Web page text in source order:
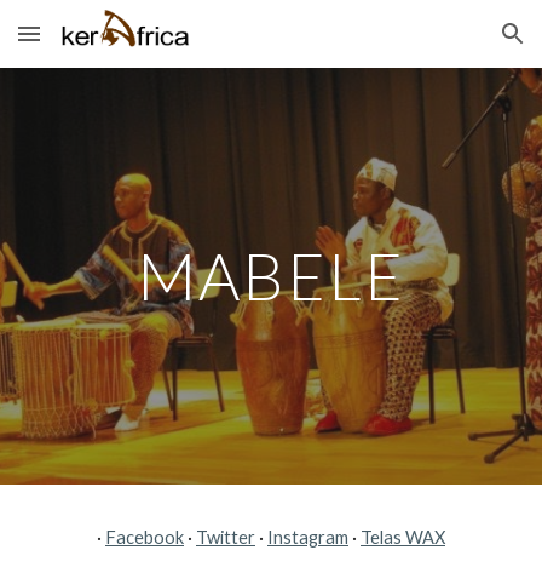
Skip to main content Skip to navigation
MABELE
· Facebook · Twitter · Instagram · Telas WAX